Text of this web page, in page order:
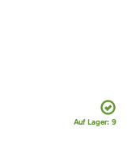
Auf Lager: 9